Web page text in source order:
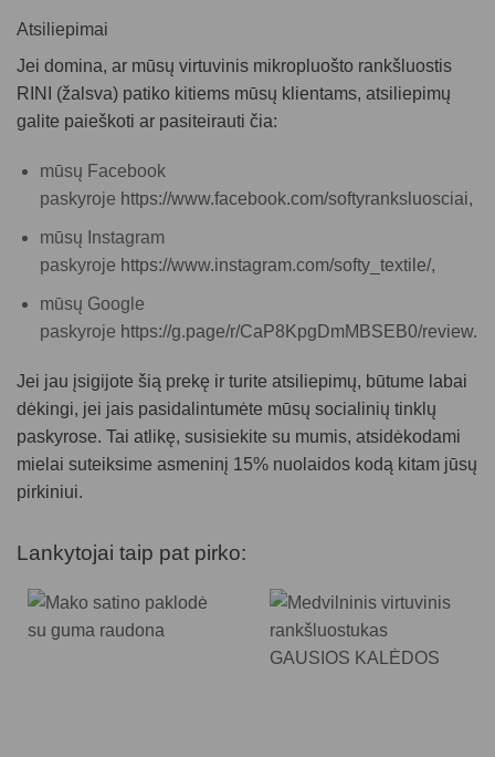
Atsiliepimai
Jei domina, ar mūsų virtuvinis mikropluošto rankšluostis
RINI (žalsva) patiko kitiems mūsų klientams, atsiliepimų
galite paieškoti ar pasiteirauti čia:
mūsų Facebook
paskyroje https://www.facebook.com/softyranksluosciai,
mūsų Instagram
paskyroje https://www.instagram.com/softy_textile/,
mūsų Google
paskyroje https://g.page/r/CaP8KpgDmMBSEB0/review.
Jei jau įsigijote šią prekę ir turite atsiliepimų, būtume labai
dėkingi, jei jais pasidalintumėte mūsų socialinių tinklų
paskyrose. Tai atlikę, susisiekite su mumis, atsidėkodami
mielai suteiksime asmeninį 15% nuolaidos kodą kitam jūsų
pirkiniui.
Lankytojai taip pat pirko: